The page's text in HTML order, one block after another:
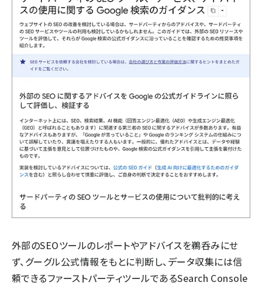
外部のSEOツールのレポートやアドバイスを鵜呑みにせ
ず、グーグル公式情報をもとに判断し、データ収集には信
頼できるファーストパーティツールであるSearch Console